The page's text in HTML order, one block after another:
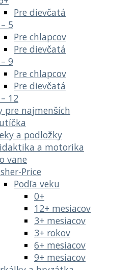
Pre dievčatá
5
Pre chlapcov
Pre dievčatá
9
Pre chlapcov
Pre dievčatá
12
pre najmenších
a podložky
a motorika
vane
Price
Podľa veku
0+
12+ mesiacov
3+ mesiacov
3+ rokov
6+ mesiacov
9+ mesiacov